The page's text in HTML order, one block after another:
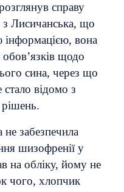
справу
з Лисичанська, що
вона
щодо
сина, через що
відомо з
забезпечила
шизофренії у
на обліку, йому не
чого, хлопчик